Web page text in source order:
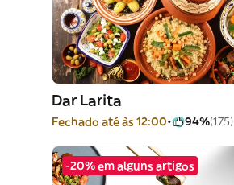
Dar Larita
Fechado até às 12:00 94%(175)
-20% em alguns artigos